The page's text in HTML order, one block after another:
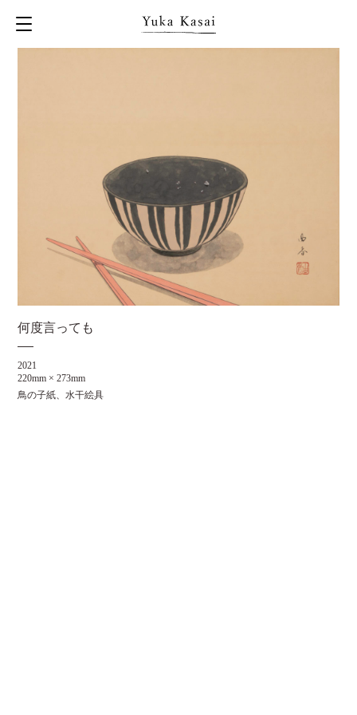
何度言っても
2021
220mm × 273mm
鳥の子紙、水干絵具